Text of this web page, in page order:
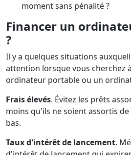
moment sans pénalité ?
Financer un
?
Il y a quelques situations
attention lorsque vous cherchez
ordinateur portable ou un
Frais élevés. Évitez les prêts
moins qu'ils ne soient assortis
bas.
Taux d'intérêt de lancement.